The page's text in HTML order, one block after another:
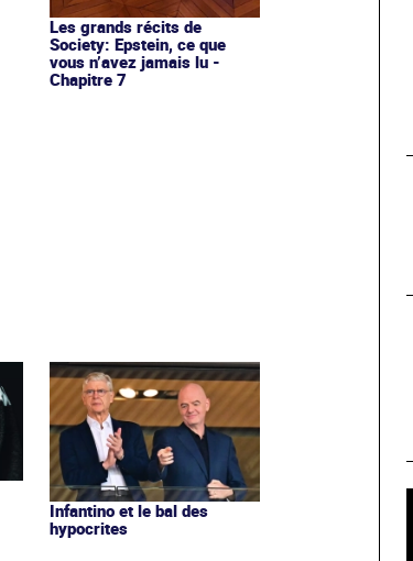
Les grands récits de
Society: Epstein, ce que
vous n’avez jamais lu -
Chapitre 7
Infantino et le bal des
hypocrites